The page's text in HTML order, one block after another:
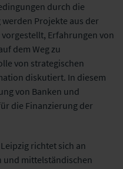
durch die
Projekte aus der
Erfahrungen von
dem Weg zu
von strategischen
diskutiert. In diesem
von Banken und
die Finanzierung der
richtet sich an
und mittelständischen